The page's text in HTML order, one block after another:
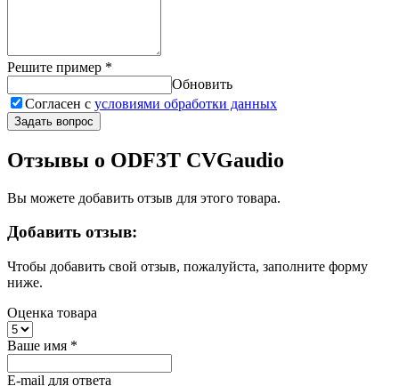
Решите пример *
Обновить
Согласен с условиями обработки данных
Задать вопрос
Отзывы о ODF3T CVGaudio
Вы можете добавить отзыв для этого товара.
Добавить отзыв:
Чтобы добавить свой отзыв, пожалуйста, заполните форму
ниже.
Оценка товара
Ваше имя *
E-mail для ответа